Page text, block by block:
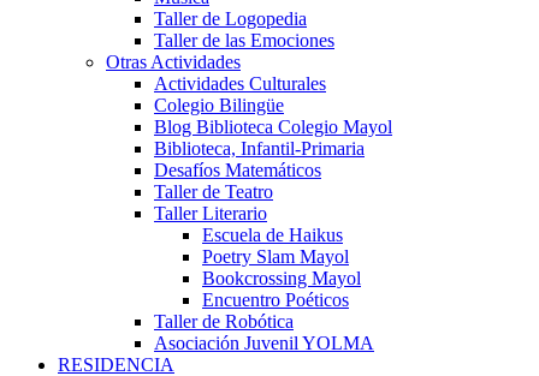
Taller de Logopedia
Taller de las Emociones
Otras Actividades
Actividades Culturales
Colegio Bilingüe
Blog Biblioteca Colegio Mayol
Biblioteca, Infantil-Primaria
Desafíos Matemáticos
Taller de Teatro
Taller Literario
Escuela de Haikus
Poetry Slam Mayol
Bookcrossing Mayol
Encuentro Poéticos
Taller de Robótica
Asociación Juvenil YOLMA
RESIDENCIA